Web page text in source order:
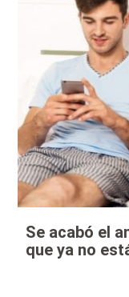
Se acabó el
que ya no